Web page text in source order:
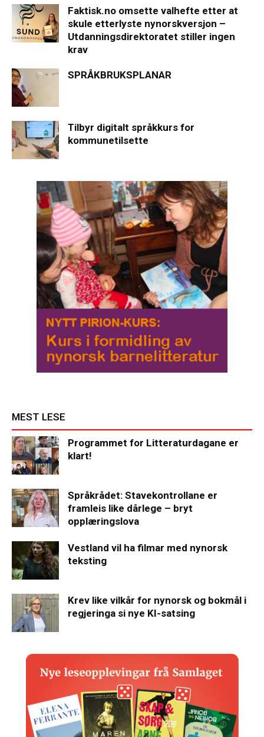
Faktisk.no omsette valhefte etter at
skule etterlyste nynorskversjon –
Utdanningsdirektoratet stiller ingen
krav
SPRÅKBRUKSPLANAR
Tilbyr digitalt språkkurs for
kommunetilsette
MEST LESE
Programmet for Litteraturdagane er
klart!
Språkrådet: Stavekontrollane er
framleis like dårlege – bryt
opplæringslova
Vestland vil ha filmar med nynorsk
teksting
Krev like vilkår for nynorsk og bokmål i
regjeringa si nye KI-satsing